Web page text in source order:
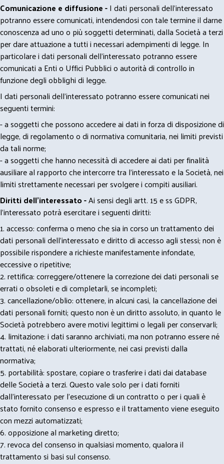
Comunicazione e diffusione -I dati personali dell’interessato
potranno essere comunicati, intendendosi con tale termine il darne
conoscenza ad uno o più soggetti determinati, dalla Società a terzi
per dare attuazione a tutti i necessari adempimenti di legge. In
particolare i dati personali dell’interessato potranno essere
comunicati a Enti o Uffici Pubblici o autorità di controllo in
funzione degli obblighi di legge.
I dati personali dell’interessato potranno essere comunicati nei
seguenti termini:
- a soggetti che possono accedere ai dati in forza di disposizione di
legge, di regolamento o di normativa comunitaria, nei limiti previsti
da tali norme;
- a soggetti che hanno necessità di accedere ai dati per finalità
ausiliare al rapporto che intercorre tra l’interessato e la Società, nei
limiti strettamente necessari per svolgere i compiti ausiliari.
Diritti dell’interessato -Ai sensi degli artt. 15 e ss GDPR,
l’interessato potrà esercitare i seguenti diritti:
1. accesso: conferma o meno che sia in corso un trattamento dei
dati personali dell’interessato e diritto di accesso agli stessi; non è
possibile rispondere a richieste manifestamente infondate,
eccessive o ripetitive;
2. rettifica: correggere/ottenere la correzione dei dati personali se
errati o obsoleti e di completarli, se incompleti;
3. cancellazione/oblio: ottenere, in alcuni casi, la cancellazione dei
dati personali forniti; questo non è un diritto assoluto, in quanto le
Società potrebbero avere motivi legittimi o legali per conservarli;
4. limitazione: i dati saranno archiviati, ma non potranno essere né
trattati, né elaborati ulteriormente, nei casi previsti dalla
normativa;
5. portabilità: spostare, copiare o trasferire i dati dai database
delle Società a terzi. Questo vale solo per i dati forniti
dall’interessato per l’esecuzione di un contratto o per i quali è
stato fornito consenso e espresso e il trattamento viene eseguito
con mezzi automatizzati;
6. opposizione al marketing diretto;
7. revoca del consenso in qualsiasi momento, qualora il
trattamento si basi sul consenso.